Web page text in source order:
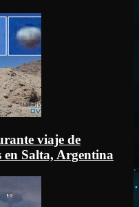
viaje de
Salta, Argentina